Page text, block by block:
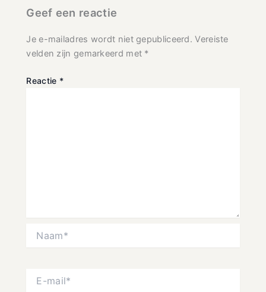
Geef een reactie
Je e-mailadres wordt niet gepubliceerd. Vereiste
velden zijn gemarkeerd met *
Reactie *
mail*